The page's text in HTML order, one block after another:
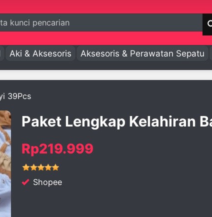
Aki & Aksesoris Aksesoris & Perawatan Sepatu
39Pcs
Paket Lengkap Kelahiran
Rp219.999
Shopee